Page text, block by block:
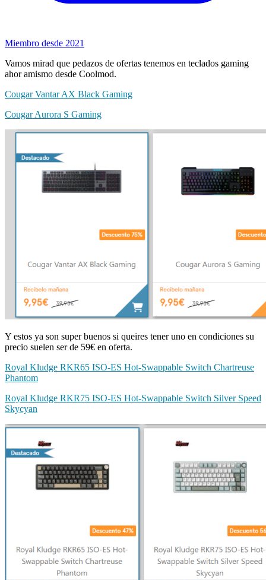
Miembro desde 2021
Vamos mirad que pedazos de ofertas tenemos en teclados gaming
ahor amismo desde Coolmod.
Cougar Vantar AX Black Gaming
Cougar Aurora S Gaming
Y estos ya son super buenos si queires tener uno en condiciones su
precio suelen ser de 59€ en oferta.
Royal Kludge RKR65 ISO-ES Hot-Swappable Switch Chartreuse
Phantom
Royal Kludge RKR75 ISO-ES Hot-Swappable Switch Silver Speed
Skycyan